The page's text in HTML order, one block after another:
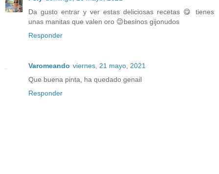
Da gusto entrar y ver estas deliciosas recetas 😋 tienes
unas manitas que valen oro 😉besinos gijonudos
Responder
Varomeando viernes, 21 mayo, 2021
Que buena pinta, ha quedado genail
Responder